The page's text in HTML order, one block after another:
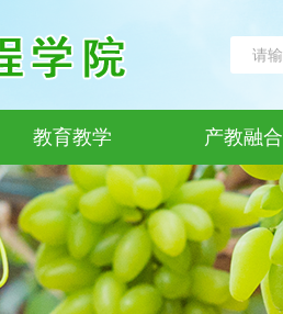
教育教学 产教融合